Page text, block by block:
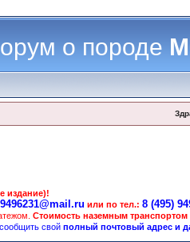
о породе
издание)!
9496231@mail.ru или по тел.:8 (495)
Стоимость наземным
сообщить свойполный почтовый адрес и